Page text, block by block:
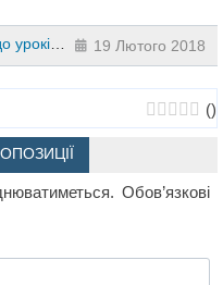
уроків Навчання грамоти
19 Лютого 2018
()
Обов’язкові